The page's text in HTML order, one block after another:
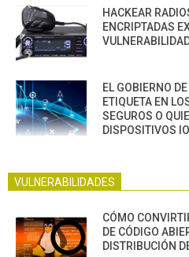
HACKEAR
ENCRIPTADAS
EL GOBIERNO
ETIQUETA EN
SEGUROS O
DISPOSITIVOS
VULNERABILIDADES
CÓMO
DE CÓDIGO
DISTRIBUCIÓN